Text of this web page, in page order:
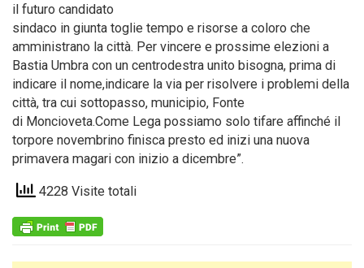
il futuro candidato
sindaco in giunta toglie tempo e risorse a coloro che
amministrano la città. Per vincere e prossime elezioni a
Bastia Umbra con un centrodestra unito bisogna, prima di
indicare il nome,indicare la via per risolvere i problemi della
città, tra cui sottopasso, municipio, Fonte
di Moncioveta.Come Lega possiamo solo tifare affinché il
torpore novembrino finisca presto ed inizi una nuova
primavera magari con inizio a dicembre”.
4228 Visite totali